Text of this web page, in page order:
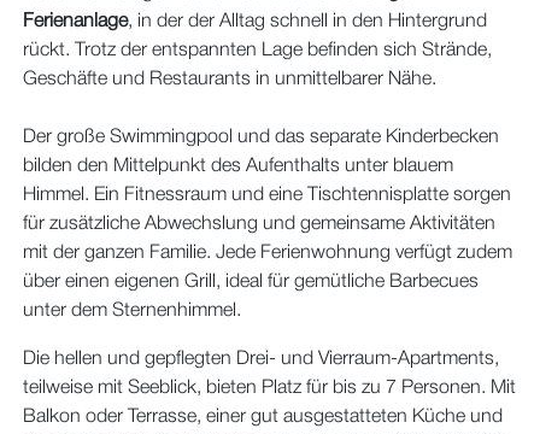
Ferienanlage, in der der Alltag schnell in den Hintergrund
rückt. Trotz der entspannten Lage befinden sich Strände,
Geschäfte und Restaurants in unmittelbarer Nähe.
Der große Swimmingpool und das separate Kinderbecken
bilden den Mittelpunkt des Aufenthalts unter blauem
Himmel. Ein Fitnessraum und eine Tischtennisplatte sorgen
für zusätzliche Abwechslung und gemeinsame Aktivitäten
mit der ganzen Familie. Jede Ferienwohnung verfügt zudem
über einen eigenen Grill, ideal für gemütliche Barbecues
unter dem Sternenhimmel.
Die hellen und gepflegten Drei- und Vierraum-Apartments,
teilweise mit Seeblick, bieten Platz für bis zu 7 Personen. Mit
Balkon oder Terrasse, einer gut ausgestatteten Küche und